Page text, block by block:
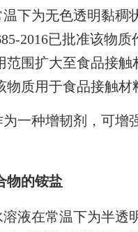
为无色透明黏稠
2016已批准该物
范围扩大至食品接
物质用于食品接触材
种增韧剂，可增
物的铵盐
在常温下为半透